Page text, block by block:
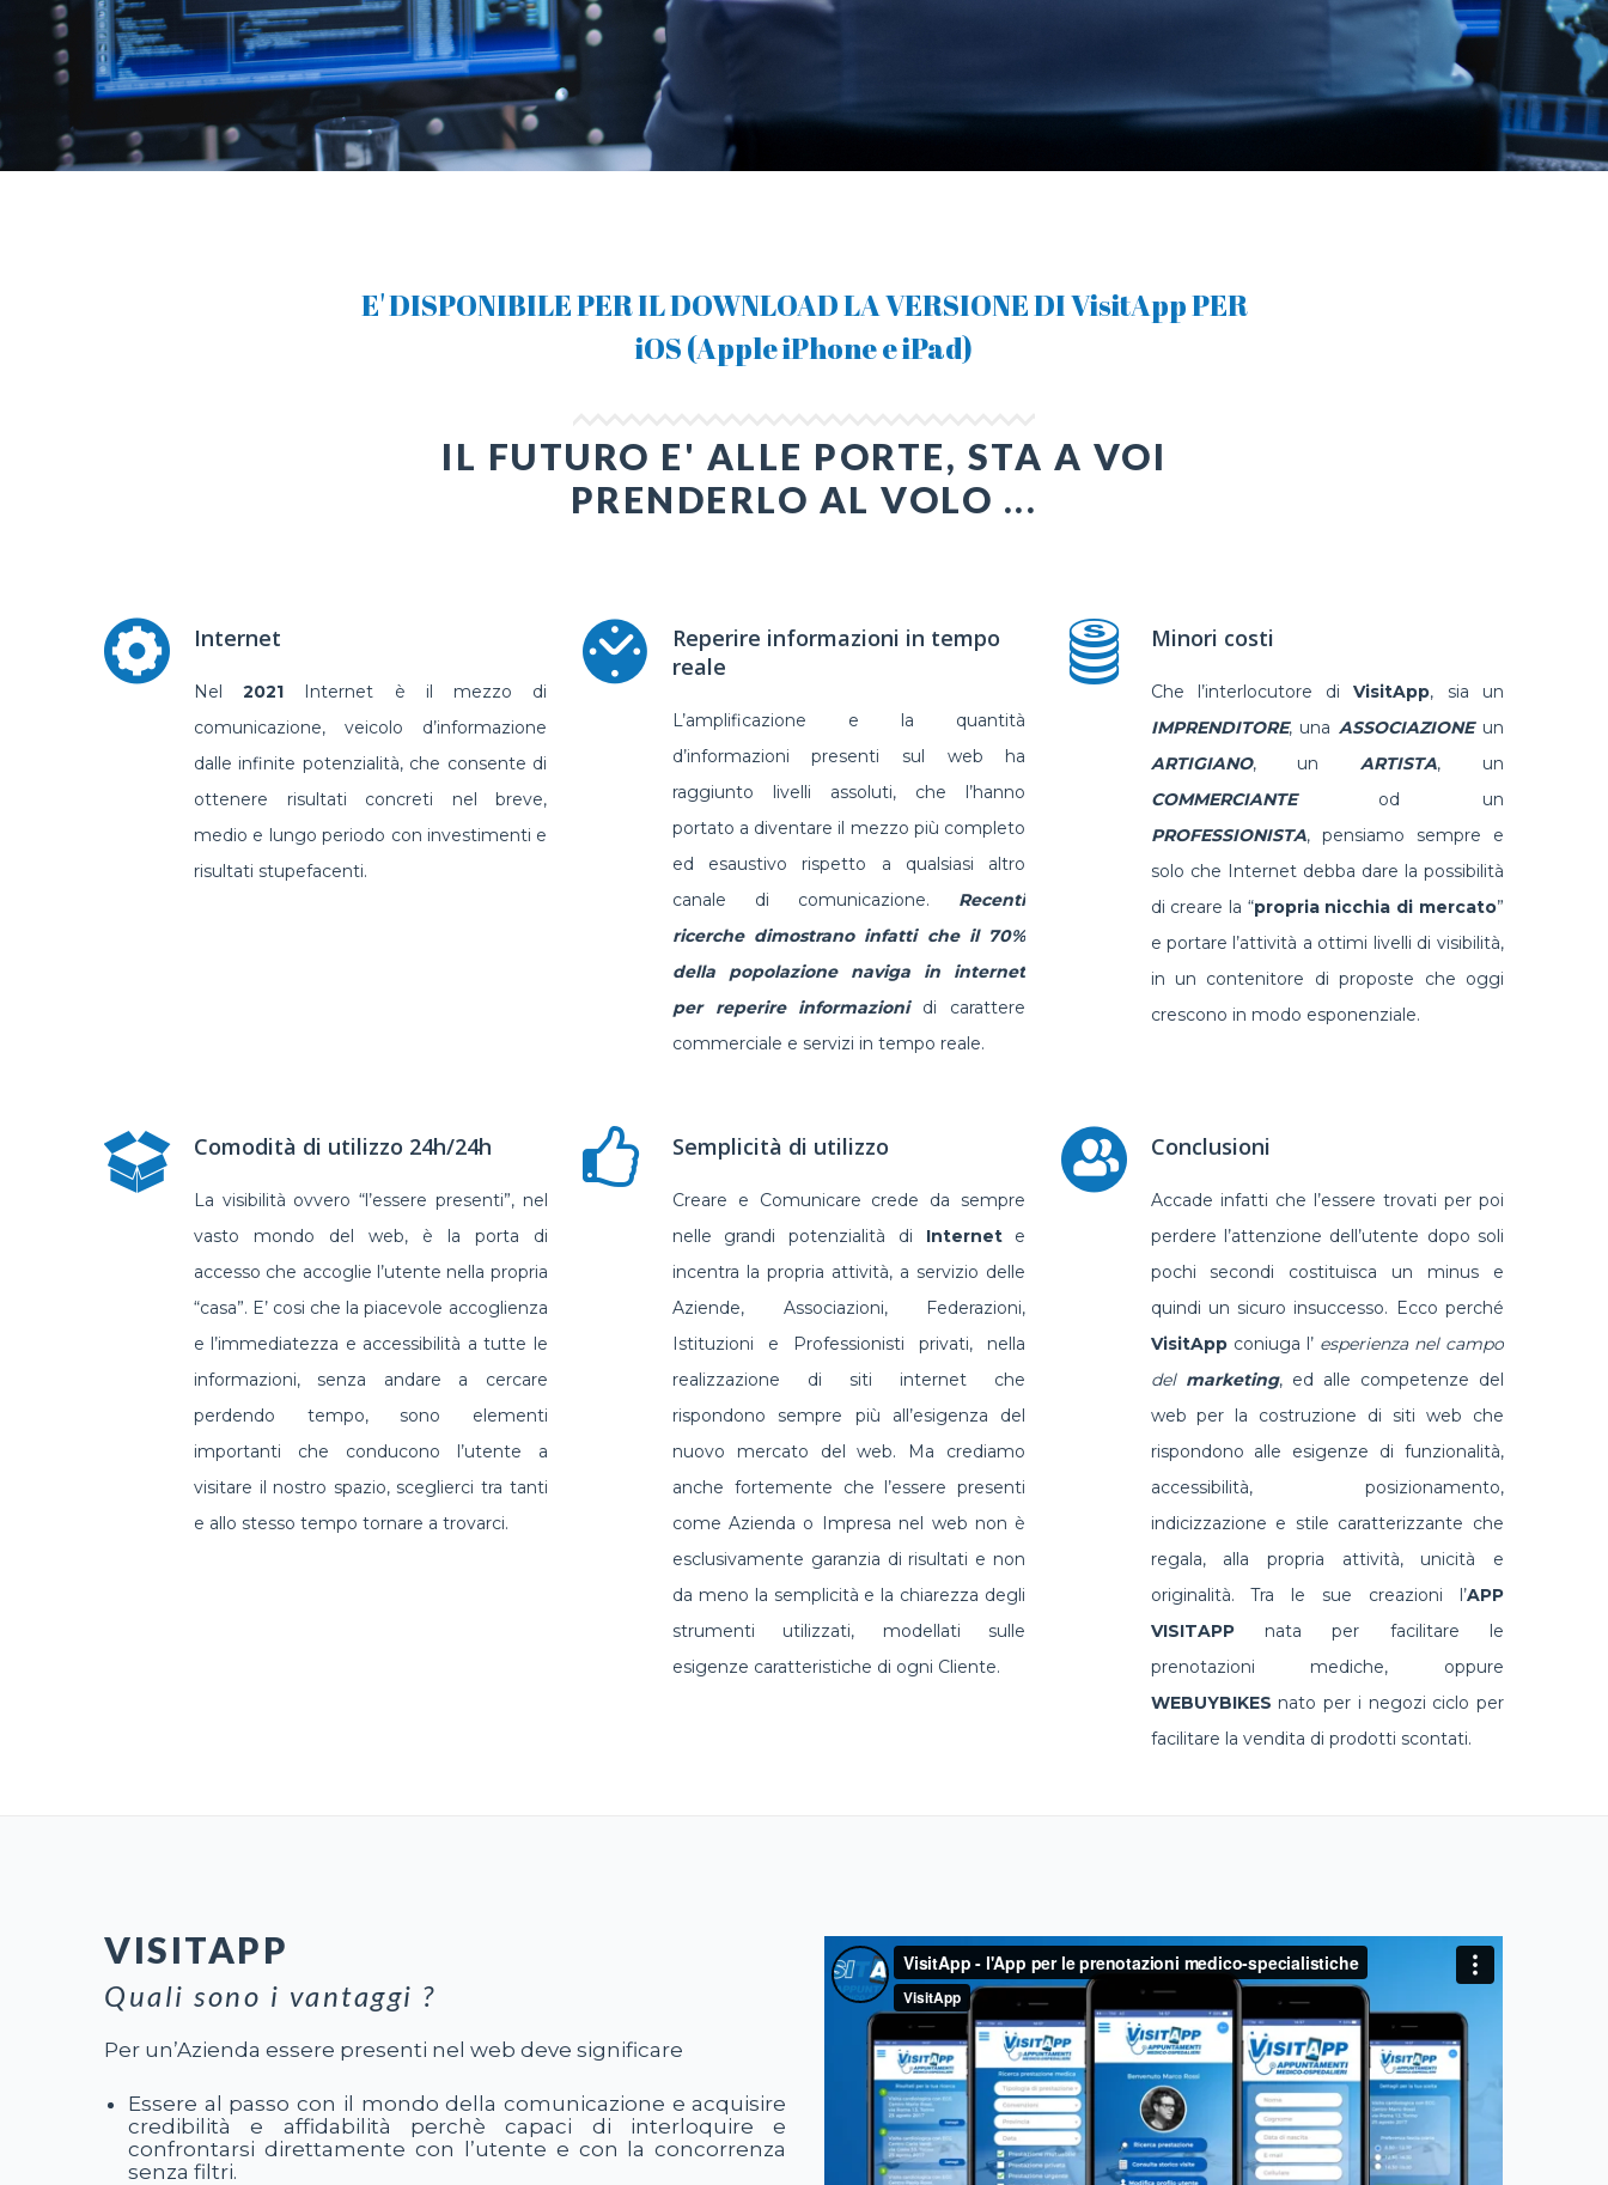
E' DISPONIBILE PER IL DOWNLOAD LA VERSIONE DI VisitApp PER
iOS (Apple iPhone e iPad)
IL FUTURO E' ALLE PORTE, STA A VOI
PRENDERLO AL VOLO ...
Internet
Nel2021 Internet è il mezzo di
comunicazione, veicolo d’informazione
dalle infinite potenzialità, che consente di
ottenere risultati concreti nel breve,
medio e lungo periodo con investimenti e
risultati stupefacenti.
Reperire informazioni in tempo
reale
L’amplificazione e la quantità
d’informazioni presenti sul web ha
raggiunto livelli assoluti, che l’hanno
portato a diventare il mezzo più completo
ed esaustivo rispetto a qualsiasi altro
canale di comunicazione. Recenti
ricerche dimostrano infatti che il 70%
della popolazione naviga in internet
per reperire informazionidi carattere
commerciale e servizi in tempo reale.
Minori costi
Che l’interlocutore diVisitApp, sia un
IMPRENDITORE, unaASSOCIAZIONEun
ARTIGIANO, unARTISTA, un
COMMERCIANTEod un
PROFESSIONISTA, pensiamo sempre e
solo che Internet debba dare la possibilità
di creare la “propria nicchia di mercato”
e portare l’attività a ottimi livelli di visibilità,
in un contenitore di proposte che oggi
crescono in modo esponenziale.
Comodità di utilizzo 24h/24h
La visibilità ovvero “l’essere presenti”, nel
vasto mondo del web, è la porta di
accesso che accoglie l’utente nella propria
“casa”. E’ cosi che la piacevole accoglienza
e l’immediatezza e accessibilità a tutte le
informazioni, senza andare a cercare
perdendo tempo, sono elementi
importanti che conducono l’utente a
visitare il nostro spazio, sceglierci tra tanti
e allo stesso tempo tornare a trovarci.
Semplicità di utilizzo
Creare e Comunicare crede da sempre
nelle grandi potenzialità di Internete
incentra la propria attività, a servizio delle
Aziende, Associazioni, Federazioni,
Istituzioni e Professionisti privati, nella
realizzazione di siti internet che
rispondono sempre più all’esigenza del
nuovo mercato del web. Ma crediamo
anche fortemente che l’essere presenti
come Azienda o Impresa nel web non è
esclusivamente garanzia di risultati e non
da meno la semplicità e la chiarezza degli
strumenti utilizzati, modellati sulle
esigenze caratteristiche di ogni Cliente.
Conclusioni
Accade infatti che l’essere trovati per poi
perdere l’attenzione dell’utente dopo soli
pochi secondi costituisca un minus e
quindi un sicuro insuccesso. Ecco perché
VisitAppconiuga l’ esperienza nel campo
del marketing, ed alle competenze del
web per la costruzione di siti web che
rispondono alle esigenze di funzionalità,
accessibilità, posizionamento,
indicizzazione e stile caratterizzante che
regala, alla propria attività, unicità e
originalità. Tra le sue creazioni l’APP
VISITAPPnata per facilitare le
prenotazioni mediche, oppure
WEBUYBIKES nato per i negozi ciclo per
facilitare la vendita di prodotti scontati.
VISITAPP
Quali sono i vantaggi ?
Per un’Azienda essere presenti nel web deve significare
Essere al passo con il mondo della comunicazione e acquisire
credibilità e affidabilità perchè capaci di interloquire e
confrontarsi direttamente con l’utente e con la concorrenza
senza filtri.